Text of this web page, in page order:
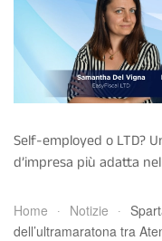
Self-employed o LTD?
d’impresa più adatta
Home Notizie
dell’ultramaratona tra